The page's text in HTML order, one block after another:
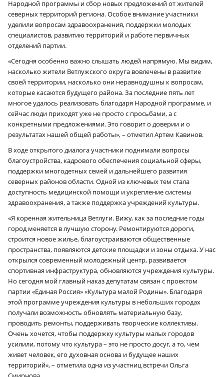
Народной программы и сбор новых предложений от жителей
северных территорий региона. Особое внимание участники
уделили вопросам здравоохранения, поддержки молодых
специалистов, развитию территорий и работе первичных
отделений партии.
«Сегодня особенно важно слышать людей напрямую. Мы видим,
насколько жители Ветлужского округа вовлечены в развитие
своей территории, насколько они неравнодушны к вопросам,
которые касаются будущего района. За последние пять лет
многое удалось реализовать благодаря Народной программе, и
сейчас люди приходят уже не просто с просьбами, а с
конкретными предложениями. Это говорит о доверии и о
результатах нашей общей работы», – отметил Артем Кавинов.
В ходе открытого диалога участники поднимали вопросы
благоустройства, кадрового обеспечения социальной сферы,
поддержки многодетных семей и дальнейшего развития
северных районов области. Одной из ключевых тем стала
доступность медицинской помощи и укрепление системы
здравоохранения, а также поддержка учреждений культуры.
«Я коренная жительница Ветлуги. Вижу, как за последние годы
город меняется в лучшую сторону. Ремонтируются дороги,
строится новое жилье, благоустраиваются общественные
пространства, появляются детские площадки и зоны отдыха. У нас
открылся современный молодежный центр, развивается
спортивная инфраструктура, обновляются учреждения культуры.
Но сегодня мой главный наказ депутатам связан с проектом
партии «Единая Россия» «Культура малой Родины». Благодаря
этой программе учреждения культуры в небольших городах
получали возможность обновлять материальную базу,
проводить ремонты, поддерживать творческие коллективы.
Очень хочется, чтобы поддержку культуры малых городов
усилили, потому что культура – это не просто досуг, а то, чем
живет человек, его духовная основа и будущее наших
территорий», – отметила одна из участниц встречи Ольга